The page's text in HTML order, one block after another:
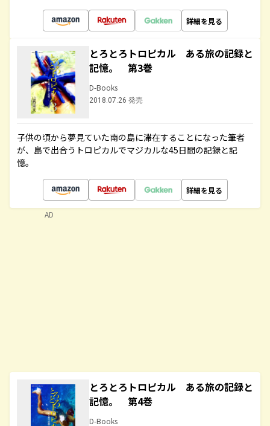
詳細を見る
とろとろトロピカル ある旅の記録と
記憶。 第3巻
D-Books
2018.07.26 発売
子供の頃から夢見ていた南の島に滞在することになった筆者
が、島で出合うトロピカルでマジカルな45日間の記録と記
憶。
詳細を見る
とろとろトロピカル ある旅の記録と
記憶。 第4巻
D-Books
AD